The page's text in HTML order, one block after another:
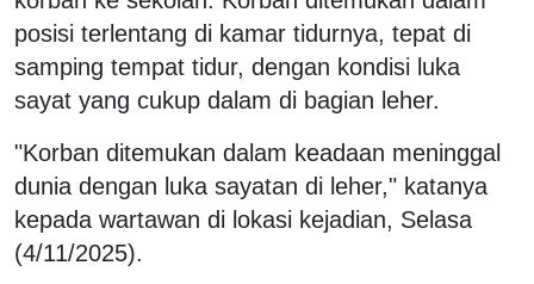
posisi terlentang di kamar tidurnya, tepat di
samping tempat tidur, dengan kondisi luka
sayat yang cukup dalam di bagian leher.
"Korban ditemukan dalam keadaan meninggal
dunia dengan luka sayatan di leher," katanya
kepada wartawan di lokasi kejadian, Selasa
(4/11/2025).